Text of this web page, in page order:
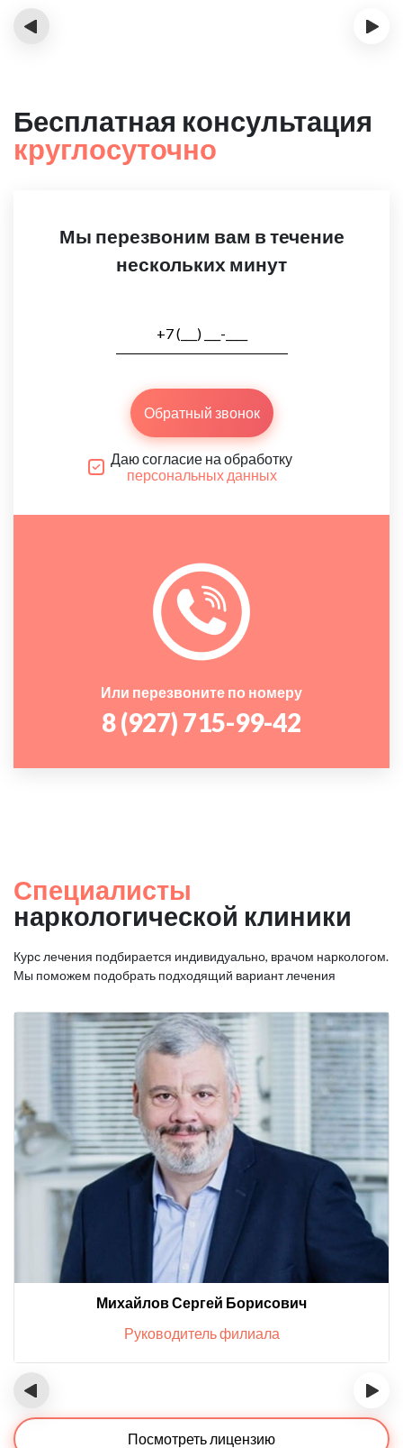
‹ ›
Бесплатная консультация
круглосуточно
Мы перезвоним вам в течение
нескольких минут
Обратный звонок
Даю согласие на обработку
персональных данных
Или перезвоните по номеру
8 (927) 715-99-42
Специалисты
наркологической клиники
Курс лечения подбирается индивидуально, врачом наркологом.
Мы поможем подобрать подходящий вариант лечения
Михайлов Сергей Борисович
Руководитель филиала
‹ ›
Посмотреть лицензию